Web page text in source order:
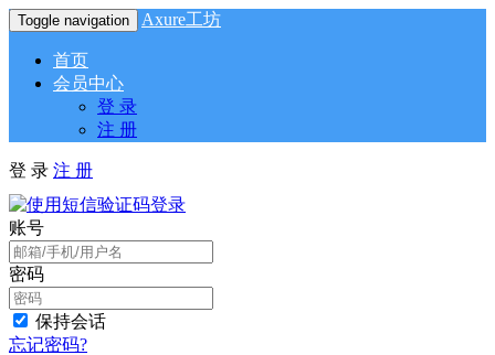
Toggle navigation Axure工坊
首页
会员中心
登 录
注 册
登 录 注 册
账号
密码
保持会话
忘记密码?